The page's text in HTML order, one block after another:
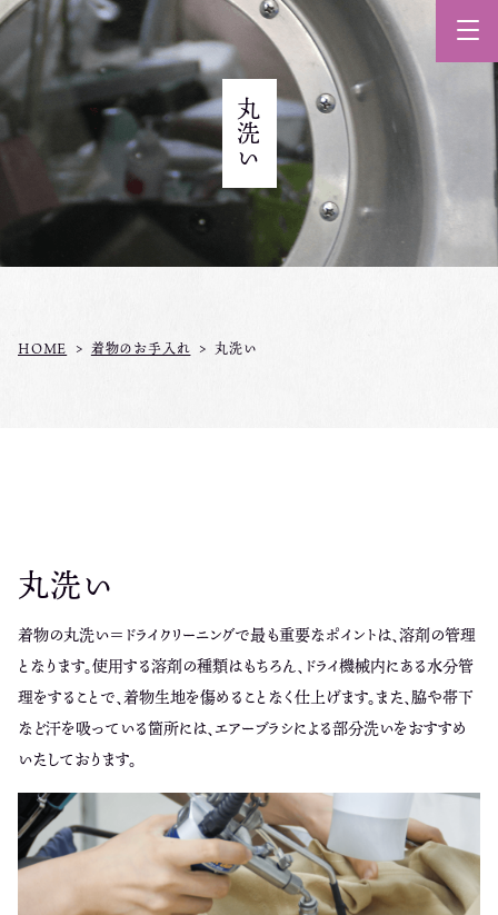
丸洗い
HOME 着物のお手入れ 丸洗い
丸洗い
着物の丸洗い＝ドライクリーニングで最も重要なポイントは、溶剤の管理
となります。使用する溶剤の種類はもちろん、 ドライ機械内にある水分管
理をすることで、着物生地を傷めることなく仕上げます。また、脇や帯下
など汗を吸っている箇所には、エアーブラシによる部分洗いをおすすめ
いたしております。